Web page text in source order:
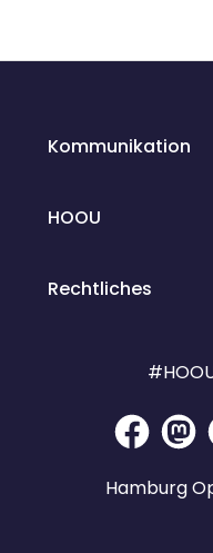
Kommunikation
HOOU
Rechtliches
Hamburg